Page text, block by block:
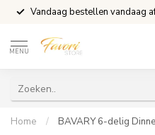
Vandaag bestellen vandaag
MENU
Home / BAVARY 6-delig